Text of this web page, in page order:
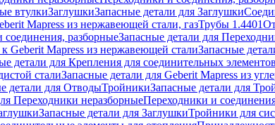
втулкиЗаглушкиЗапасные детали для Заглушки
Mapress из нержавеющей стали, газТрубы 1.4401
разборныеЗапасные детали для
Geberit Mapress из нержавеющей сталиЗапасные
детали для Крепления для соединительных элементов
сталиЗапасные детали для Geberit Mapress из
детали для ОтводыТройникиЗапасные детали для
Переходники неразборныеПереходники и
Запасные детали для ЗаглушкиТройники для